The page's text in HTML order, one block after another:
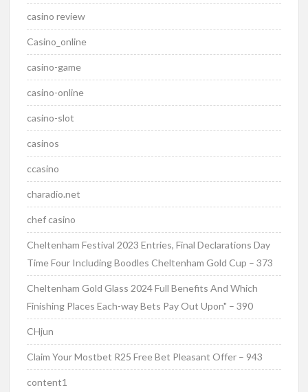
casino review
Casino_online
casino-game
casino-online
casino-slot
casinos
ccasino
charadio.net
chef casino
Cheltenham Festival 2023 Entries, Final Declarations Day
Time Four Including Boodles Cheltenham Gold Cup – 373
Cheltenham Gold Glass 2024 Full Benefits And Which
Finishing Places Each-way Bets Pay Out Upon" – 390
CHjun
Claim Your Mostbet R25 Free Bet Pleasant Offer – 943
content1